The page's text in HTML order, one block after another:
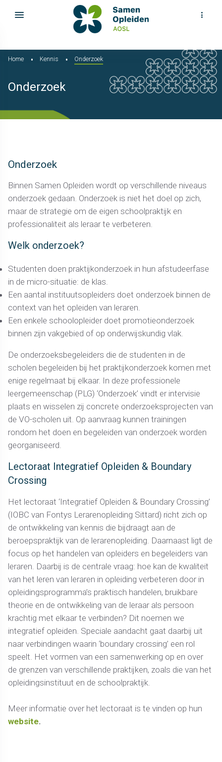
Home Kennis Onderzoek
Onderzoek
Onderzoek
Binnen Samen Opleiden wordt op verschillende niveaus
onderzoek gedaan. Onderzoek is niet het doel op zich,
maar de strategie om de eigen schoolpraktijk en
professionaliteit als leraar te verbeteren.
Welk onderzoek?
Studenten doen praktijkonderzoek in hun afstudeerfase
in de micro-situatie: de klas.
Een aantal instituutsopleiders doet onderzoek binnen de
context van het opleiden van leraren.
Een enkele schoolopleider doet promotieonderzoek
binnen zijn vakgebied of op onderwijskundig vlak.
De onderzoeksbegeleiders die de studenten in de
scholen begeleiden bij het praktijkonderzoek komen met
enige regelmaat bij elkaar. In deze professionele
leergemeenschap (PLG) ‘Onderzoek’ vindt er intervisie
plaats en wisselen zij concrete onderzoeksprojecten van
de VO-scholen uit. Op aanvraag kunnen trainingen
rondom het doen en begeleiden van onderzoek worden
georganiseerd.
Lectoraat Integratief Opleiden & Boundary
Crossing
Het lectoraat ‘Integratief Opleiden & Boundary Crossing’
(IOBC van Fontys Lerarenopleiding Sittard) richt zich op
de ontwikkeling van kennis die bijdraagt aan de
beroepspraktijk van de lerarenopleiding. Daarnaast ligt de
focus op het handelen van opleiders en begeleiders van
leraren. Daarbij is de centrale vraag: hoe kan de kwaliteit
van het leren van leraren in opleiding verbeteren door in
opleidingsprogramma’s praktisch handelen, bruikbare
theorie en de ontwikkeling van de leraar als persoon
krachtig met elkaar te verbinden? Dit noemen we
integratief opleiden. Speciale aandacht gaat daarbij uit
naar verbindingen waarin ‘boundary crossing’ een rol
speelt. Het vormen van een samenwerking op en over
de grenzen van verschillende praktijken, zoals die van het
opleidingsinstituut en de schoolpraktijk.
Meer informatie over het lectoraat is te vinden op hun
website.